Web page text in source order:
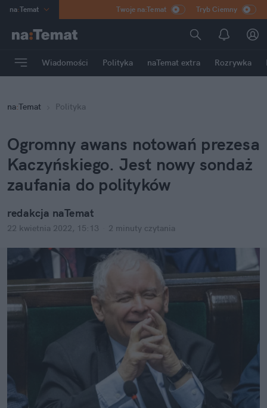
na:Temat
Poland
mama
Rozrywka
Twoje na:Temat Tryb Ciemny
Wiadomości Polityka naTemat extra Rozrywka
na:Temat Polityka
Ogromny awans notowań prezesa
Kaczyńskiego. Jest nowy sondaż
zaufania do polityków
redakcja naTemat
22 kwietnia 2022, 15:13 2 minuty czytania